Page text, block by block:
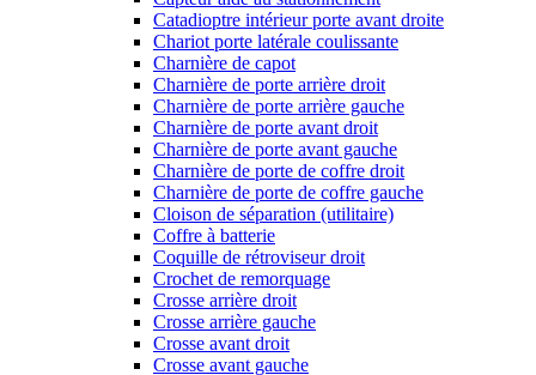
Catadioptre intérieur porte avant droite
Chariot porte latérale coulissante
Charnière de capot
Charnière de porte arrière droit
Charnière de porte arrière gauche
Charnière de porte avant droit
Charnière de porte avant gauche
Charnière de porte de coffre droit
Charnière de porte de coffre gauche
Cloison de séparation (utilitaire)
Coffre à batterie
Coquille de rétroviseur droit
Crochet de remorquage
Crosse arrière droit
Crosse arrière gauche
Crosse avant droit
Crosse avant gauche